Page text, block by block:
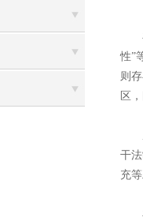
在
性”
则
区
从
干
充
在